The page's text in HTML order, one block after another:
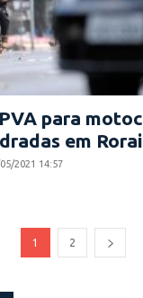
para
em
2021 14:57
1 2